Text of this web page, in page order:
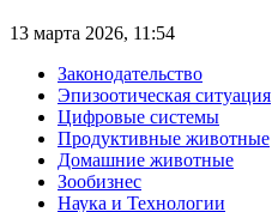
13 марта 2026, 11:54
Законодательство
Эпизоотическая ситуация
Цифровые системы
Продуктивные животные
Домашние животные
Зообизнес
Наука и Технологии